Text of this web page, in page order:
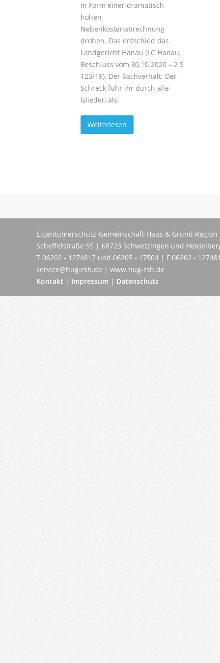
in Form einer dramatisch
hohen
Nebenkostenabrechnung
drohen. Das entschied das
Landgericht Hanau (LG Hanau,
Beschluss vom 30.10.2020 – 2 S
123/19). Der Sachverhalt: Der
Schreck fuhr ihr durch alle
Glieder, als
Weiterlesen
Eigentümerschutz-Gemeinschaft Haus & Grund
Scheffelstraße 55 | 68723 Schwetzingen und
T 06202 - 1274817 und 06205 - 17504 | F 06202 -
service@hug-rsh.de | www.hug-rsh.de
Kontakt | Impressum | Datenschutz